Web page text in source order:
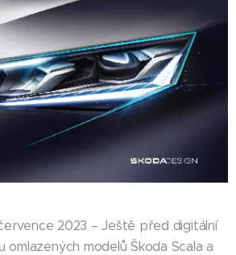
2023 – Ještě před digitální
modelů Škoda Scala a